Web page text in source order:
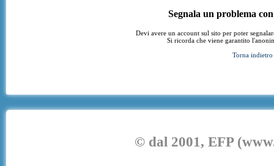
Segnala un problema
Devi avere un account sul sito per poter
Si ricorda che viene garantito
Torna indietro
© dal 2001, EFP